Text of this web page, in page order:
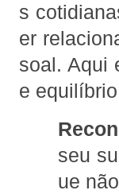
s
er
soal. Aqui
e
seu
ue